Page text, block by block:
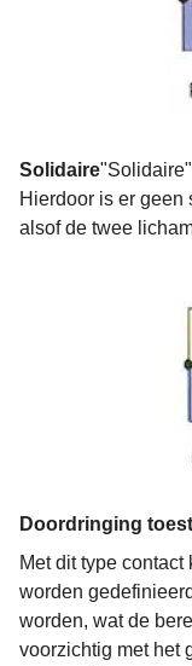
Solidaire
Hierdoor is er geen
alsof de twee
Doordringing
Met dit type
worden
worden, wat de
voorzichtig met het